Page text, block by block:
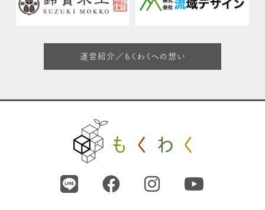
運営紹介／もくわくへの想い